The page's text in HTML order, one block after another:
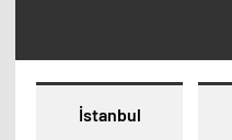
İstanbul